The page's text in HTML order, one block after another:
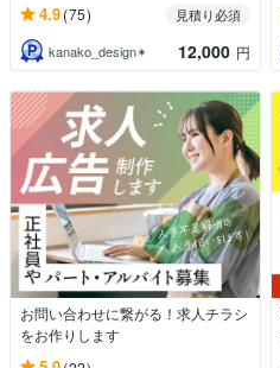
4.9(75)
見積り必須
kanako_design✴︎
12,000 円
お問い合わせに繋がる！求人チラシ
をお作りします